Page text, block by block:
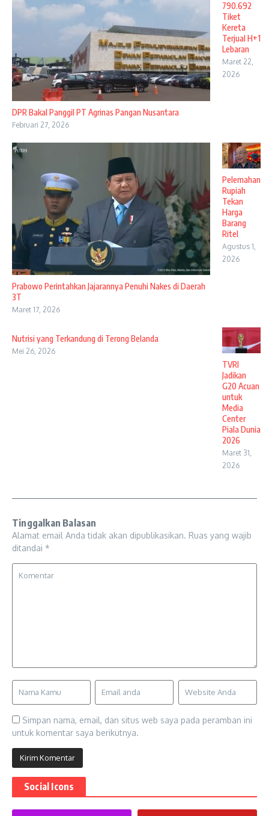
DPR Bakal Panggil PT Agrinas Pangan Nusantara
Februari 27, 2026
790.692
Tiket
Kereta
Terjual H+1
Lebaran
Maret 22,
2026
Prabowo Perintahkan Jajarannya Penuhi Nakes di Daerah
3T
Maret 17, 2026
Pelemahan
Rupiah
Tekan
Harga
Barang
Ritel
Agustus 1,
2026
Nutrisi yang Terkandung di Terong Belanda
Mei 26, 2026
TVRI
Jadikan
G20 Acuan
untuk
Media
Center
Piala Dunia
2026
Maret 31,
2026
Tinggalkan Balasan
Alamat email Anda tidak akan dipublikasikan. Ruas yang wajib
ditandai *
Simpan nama, email, dan situs web saya pada peramban ini
untuk komentar saya berikutnya.
Social Icons